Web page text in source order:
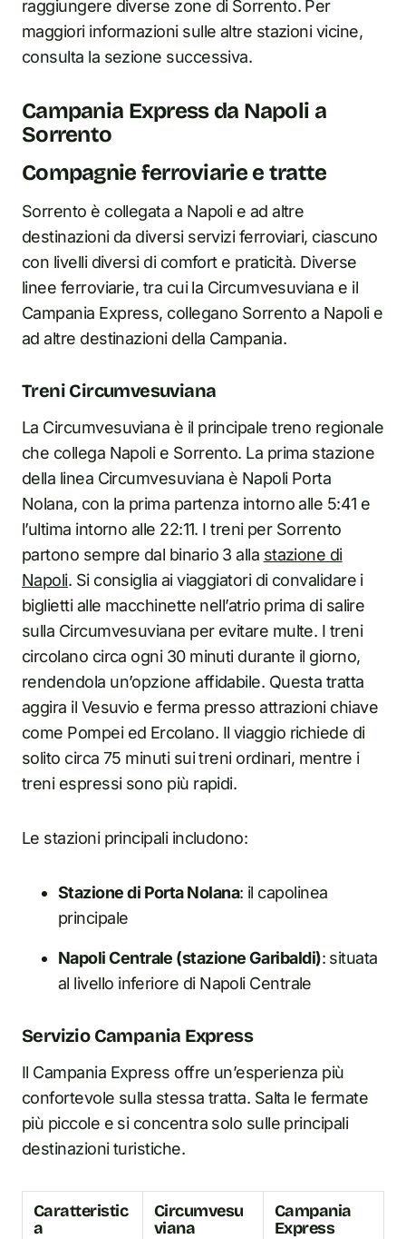
raggiungere diverse zone di Sorrento. Per
maggiori informazioni sulle altre stazioni vicine,
consulta la sezione successiva.
Campania Express da Napoli a
Sorrento
Compagnie ferroviarie e tratte
Sorrento è collegata a Napoli e ad altre
destinazioni da diversi servizi ferroviari, ciascuno
con livelli diversi di comfort e praticità. Diverse
linee ferroviarie, tra cui la Circumvesuviana e il
Campania Express, collegano Sorrento a Napoli e
ad altre destinazioni della Campania.
Treni Circumvesuviana
La Circumvesuviana è il principale treno regionale
che collega Napoli e Sorrento. La prima stazione
della linea Circumvesuviana è Napoli Porta
Nolana, con la prima partenza intorno alle 5:41 e
l’ultima intorno alle 22:11. I treni per Sorrento
partono sempre dal binario 3 alla stazione di
Napoli. Si consiglia ai viaggiatori di convalidare i
biglietti alle macchinette nell’atrio prima di salire
sulla Circumvesuviana per evitare multe. I treni
circolano circa ogni 30 minuti durante il giorno,
rendendola un’opzione affidabile. Questa tratta
aggira il Vesuvio e ferma presso attrazioni chiave
come Pompei ed Ercolano. Il viaggio richiede di
solito circa 75 minuti sui treni ordinari, mentre i
treni espressi sono più rapidi.
Le stazioni principali includono:
Stazione di Porta Nolana: il capolinea
principale
Napoli Centrale (stazione Garibaldi): situata
al livello inferiore di Napoli Centrale
Servizio Campania Express
Il Campania Express offre un’esperienza più
confortevole sulla stessa tratta. Salta le fermate
più piccole e si concentra solo sulle principali
destinazioni turistiche.
Caratteristic
a
Circumvesu
viana
Campania
Express